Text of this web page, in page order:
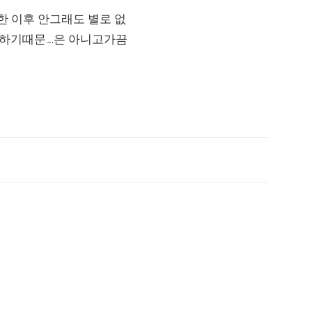
이후 안그래도 별로 없
기때문….은 아니고가끔